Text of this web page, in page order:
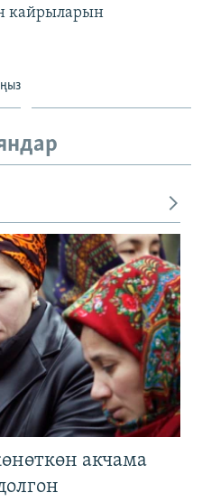
кайрыларын
акчама